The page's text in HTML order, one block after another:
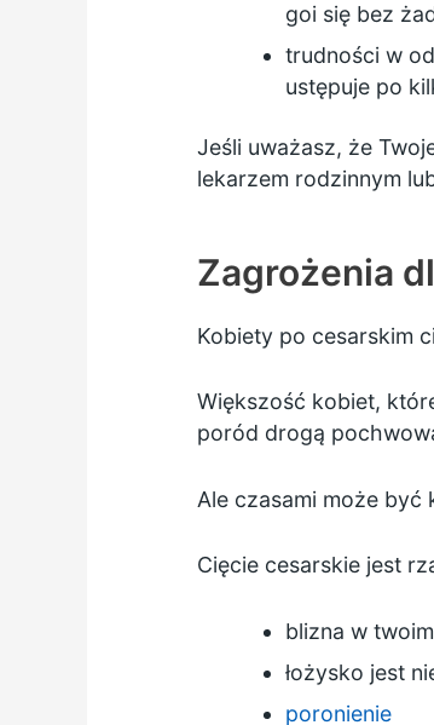
goi się bez
trudności w
ustępuje po
Jeśli uważasz, że
lekarzem rodzinnym
Zagrożenia
Kobiety po cesarskim
Większość kobiet,
poród drogą
Ale czasami może być
Cięcie cesarskie jest
blizna w
łożysko jest
poronienie